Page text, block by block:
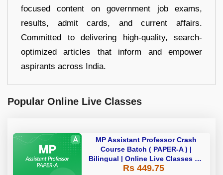
focused content on government job exams,
results, admit cards, and current affairs.
Committed to delivering high-quality, search-
optimized articles that inform and empower
aspirants across India.
Popular Online Live Classes
MP Assistant Professor Crash
Course Batch ( PAPER-A ) |
Bilingual | Online Live Classes by
Adda 247
Rs 449.75